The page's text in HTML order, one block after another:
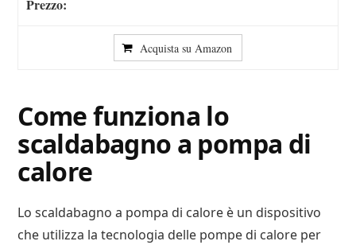
Acquista su Amazon
Come funziona lo
scaldabagno a pompa di
calore
Lo scaldabagno a pompa di calore è un dispositivo
che utilizza la tecnologia delle pompe di calore per